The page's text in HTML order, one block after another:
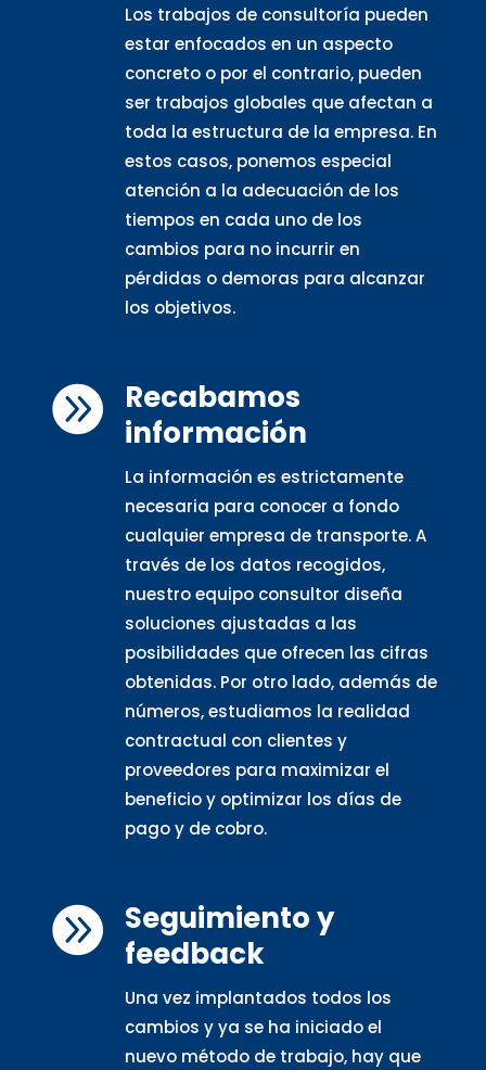
Los trabajos de consultoría pueden
estar enfocados en un aspecto
concreto o por el contrario, pueden
ser trabajos globales que afectan a
toda la estructura de la empresa. En
estos casos, ponemos especial
atención a la adecuación de los
tiempos en cada uno de los
cambios para no incurrir en
pérdidas o demoras para alcanzar
los objetivos.

Recabamos
información
La información es estrictamente
necesaria para conocer a fondo
cualquier empresa de transporte. A
través de los datos recogidos,
nuestro equipo consultor diseña
soluciones ajustadas a las
posibilidades que ofrecen las cifras
obtenidas. Por otro lado, además de
números, estudiamos la realidad
contractual con clientes y
proveedores para maximizar el
beneficio y optimizar los días de
pago y de cobro.
 Seguimiento y
feedback
Una vez implantados todos los
cambios y ya se ha iniciado el
nuevo método de trabajo, hay que